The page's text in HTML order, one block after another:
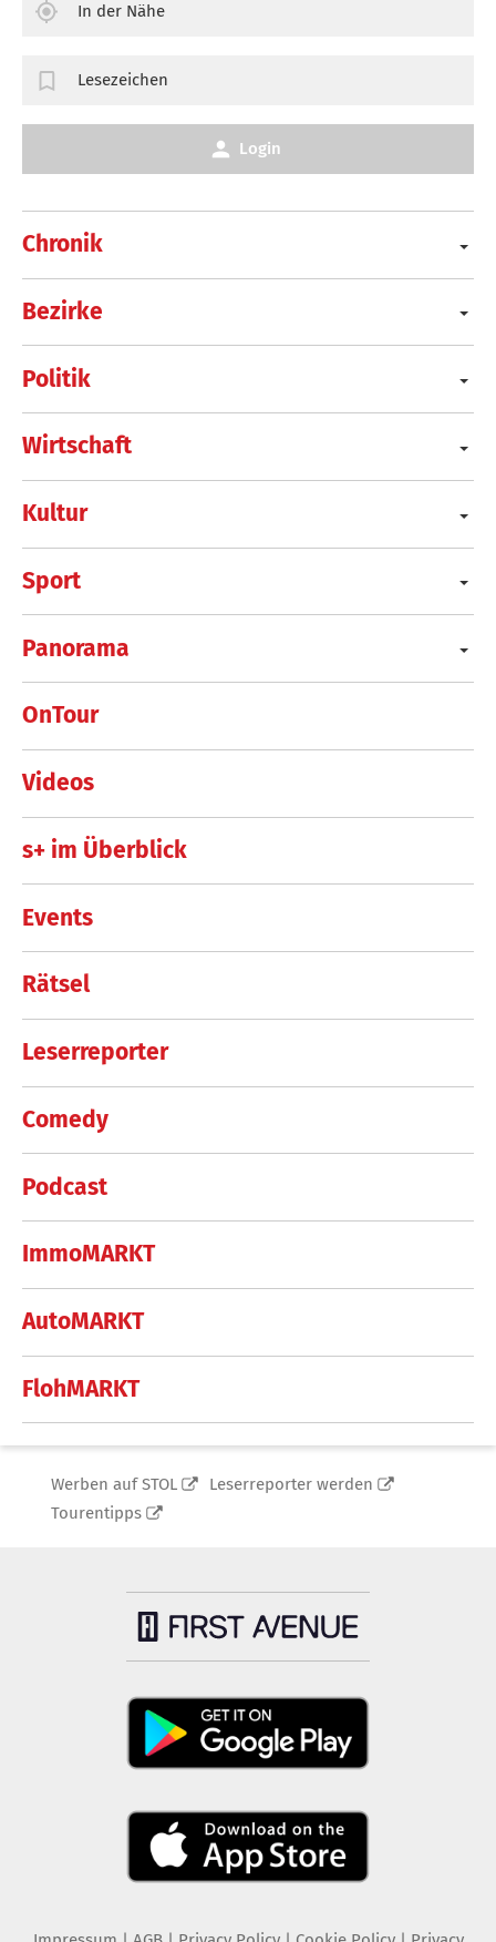
Chronik
Bezirke
Politik
Wirtschaft
Kultur
Sport
Panorama
OnTour
Videos
s+ im Überblick
Events
Rätsel
Leserreporter
Comedy
Podcast
ImmoMARKT
AutoMARKT
FlohMARKT
In der Nähe
Lesezeichen
Login
Werben auf STOL
Leserreporter werden
Tourentipps